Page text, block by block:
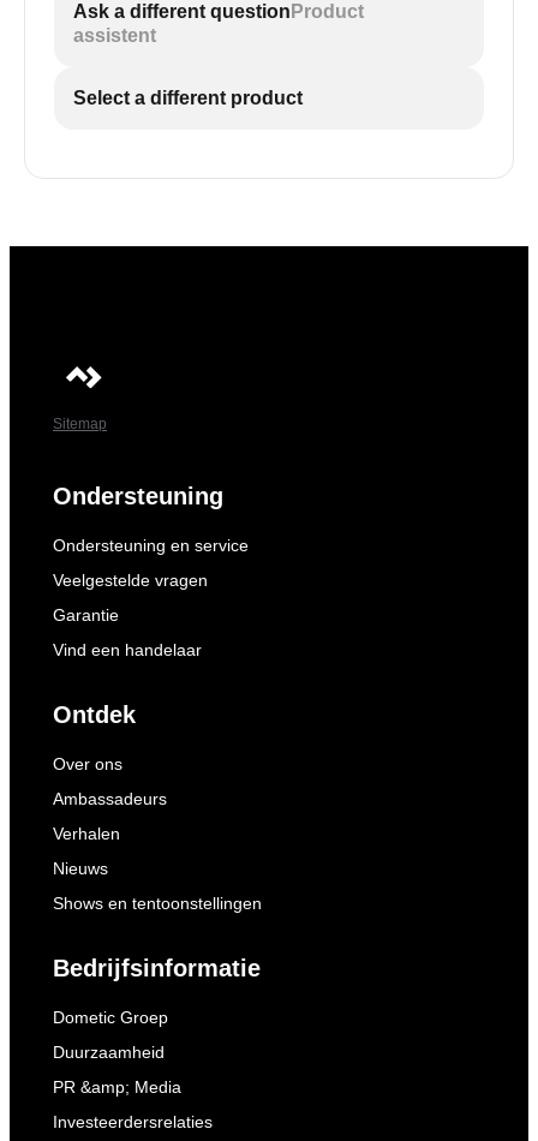
Ask a different question Product
assistent
Select a different product
Sitemap
Ondersteuning
Ondersteuning en service
Veelgestelde vragen
Garantie
Vind een handelaar
Ontdek
Over ons
Ambassadeurs
Verhalen
Nieuws
Shows en tentoonstellingen
Bedrijfsinformatie
Dometic Groep
Duurzaamheid
PR &amp; Media
Investeerdersrelaties